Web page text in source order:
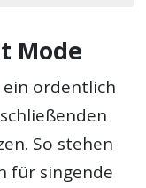
Mode
ein ordentlich
So stehen
für singende